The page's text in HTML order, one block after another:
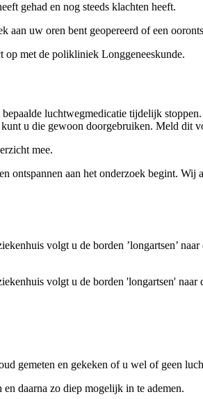
gehad en nog steeds klachten heeft.
aan uw oren bent geopereerd of een
op met de polikliniek Longgeneeskunde.
luchtwegmedicatie tijdelijk
u die gewoon doorgebruiken. Meld dit
mee.
ontspannen aan het onderzoek begint. Wij
volgt u de borden ’longartsen’
volgt u de borden 'longartsen' naar
gemeten en gekeken of u wel of geen
daarna zo diep mogelijk in te ademen.